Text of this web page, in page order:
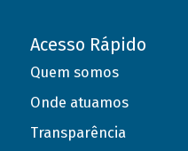
Acesso Rápido
Quem somos
Onde atuamos
Transparência